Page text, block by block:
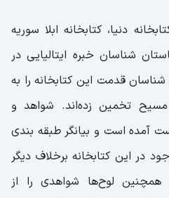
دنیا، کتابخانه ابلا سوریه
شناسان خبره ایتالیایی در
شناسان قدمت این کتابخانه را به
مسیح تخمین زده‌اند. شواهد و
آمده است و بیانگر طبقه بندی
در این کتابخانه برخلاف دیگر
همچنین لوح‌ها شواهدی را از